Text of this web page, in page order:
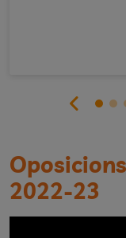
2022-23